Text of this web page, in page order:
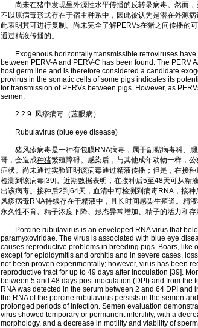
尚未在猪中发现呈外源性水平传播的反转录病毒。然而，
不以原病毒形式存在于宿主种系中，因此被认为是潜在外源
此表明其可进行复制。尚未完全了解PERVs在猪之间传播的
通过精液传播的。
Exogenous horizontally transmissible retroviruses have
between PERV-A and PERV-C has been found. The PERV
host germ line and is therefore considered a candidate
provirus in the somatic cells of some pigs indicates its
for transmission of PERVs between pigs. However, as
semen.
2.2.9. 风疹病毒（蓝眼病）
Rubulavirus (blue eye disease)
猪风疹病毒是一种有包膜RNA病毒，属于副黏病毒科、腮
哥，会造成种猪繁殖障碍。感染后，与其他成年动物一样，
症状。尚未通过实验证明该病毒通过精液传播；但是，在接
检测到该病毒[39]。近期数据表明，在接种后5至48天可从
出该病毒。接种后2到64天，血清中可检测到病毒RNA，接
风疹病毒RNA持续存在于精液中，且长时间感染生殖道。精
永久性不育、精子浓度下降、形态异常增加、精子的活力和存
Porcine rubulavirus is an enveloped RNA virus that
paramyxoviridae. The virus is associated with blue eye
causes reproductive problems in breeding pigs. Boars,
except for epididymitis and orchitis and in severe cases,
not been proven experimentally; however, virus has been
reproductive tract for up to 49 days after inoculation [39].
between 5 and 48 days post inoculation (DPI) and from
RNA was detected in the serum between 2 and 64 DPI
the RNA of the porcine rubulavirus persists in the semen
prolonged periods of infection. Semen evaluation
virus showed temporary or permanent infertility, with a
morphology, and a decrease in motility and viability of